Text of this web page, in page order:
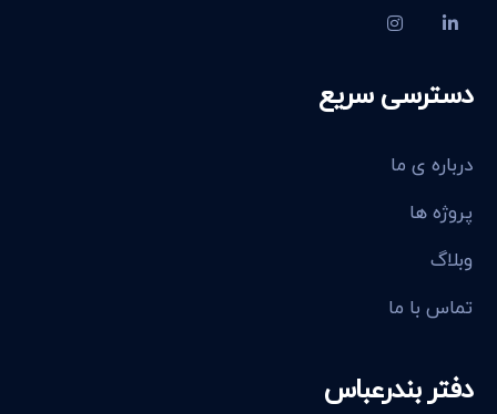
دسترسی سریع
درباره ی ما
پروژه ها
وبلاگ
تماس با ما
دفتر بندرعباس